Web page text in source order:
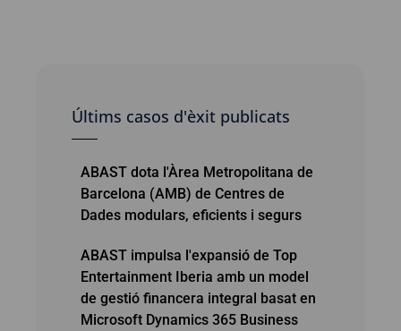
Últims casos d'èxit publicats
ABAST dota l'Àrea Metropolitana de
Barcelona (AMB) de Centres de
Dades modulars, eficients i segurs
ABAST impulsa l'expansió de Top
Entertainment Iberia amb un model
de gestió financera integral basat en
Microsoft Dynamics 365 Business